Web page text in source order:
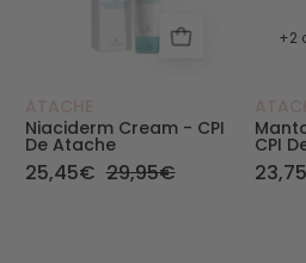
Niaciderm Cream - CPI
De Atache
25,45€ 29,95€
+2
CPI